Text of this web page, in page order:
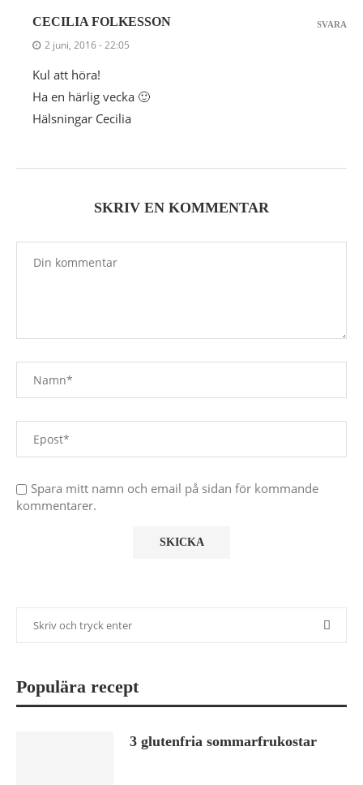
CECILIA FOLKESSON
2 juni, 2016 - 22:05
Kul att höra!
Ha en härlig vecka 🙂
Hälsningar Cecilia
SVARA
SKRIV EN KOMMENTAR
Spara mitt namn och email på sidan för kommande
kommentarer.
Populära recept
3 glutenfria sommarfrukostar